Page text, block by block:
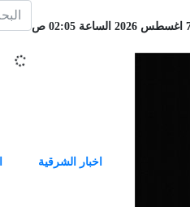
اخبار الشرقية